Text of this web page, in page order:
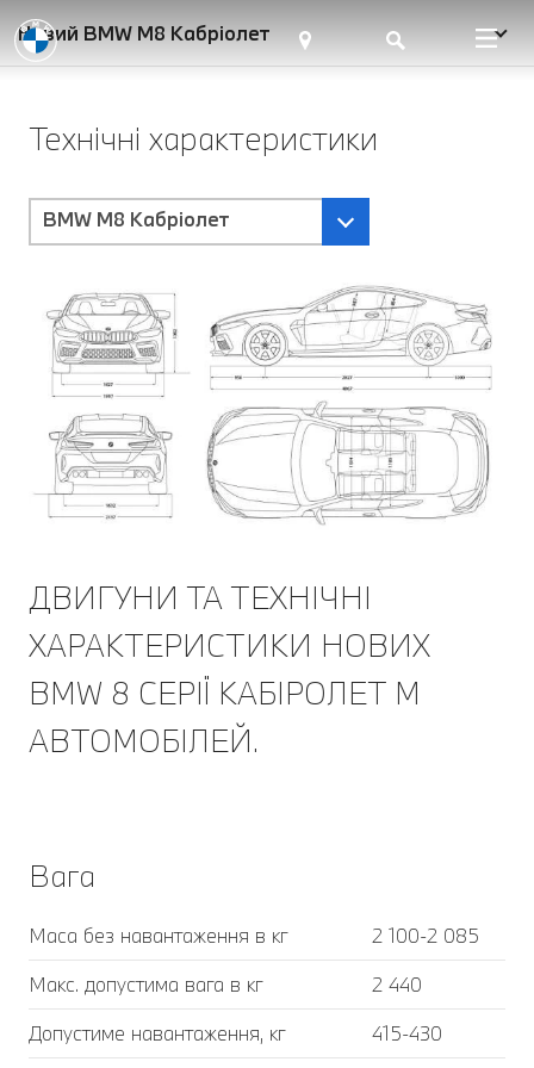
Новий BMW M8 Кабріолет
Технічні характеристики
BMW M8 Кабріолет
ДВИГУНИ ТА ТЕХНІЧНІ
ХАРАКТЕРИСТИКИ НОВИХ
BMW 8 СЕРІЇ КАБІРОЛЕТ M
АВТОМОБІЛЕЙ.
Вага
Маса без навантаження в кг
2 100-2 085
Макс. допустима вага в кг
2 440
Допустиме навантаження, кг
415-430